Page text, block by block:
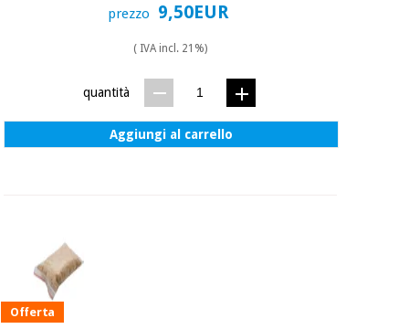
e
giochi
Veterinario
prezzo 9,50EUR
( IVA incl. 21%)
quantità
Aggiungi al carrello
Offerta